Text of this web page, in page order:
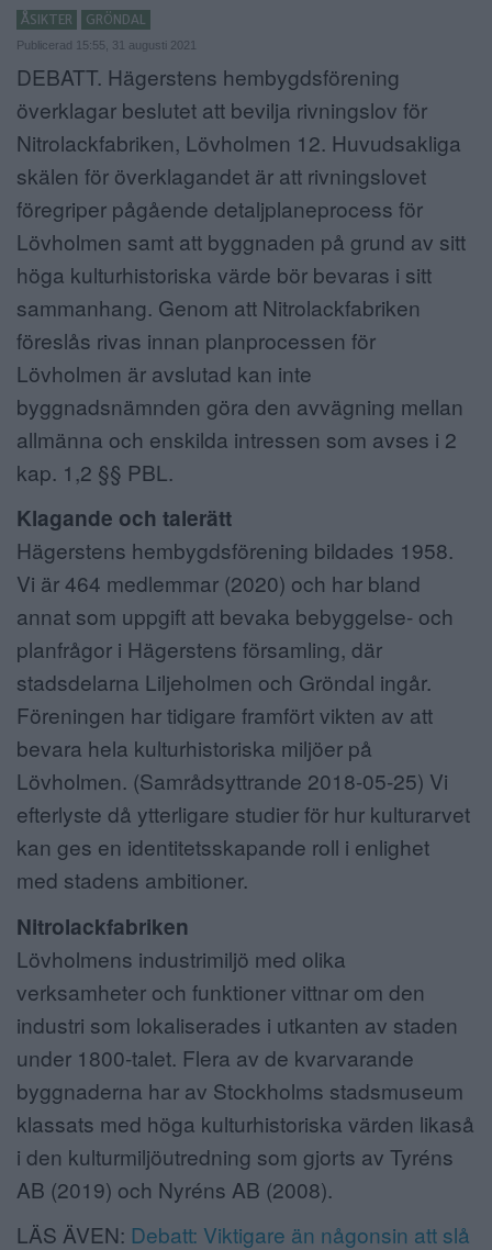
ANNONSERA
NÄRINGSLIV
ÅSIKTER GRÖNDAL
Publicerad 15:55, 31 augusti 2021
DEBATT. Hägerstens hembygdsförening
överklagar beslutet att bevilja rivningslov för
Nitrolackfabriken, Lövholmen 12. Huvudsakliga
skälen för överklagandet är att rivningslovet
föregriper pågående detaljplaneprocess för
Lövholmen samt att byggnaden på grund av sitt
höga kulturhistoriska värde bör bevaras i sitt
sammanhang. Genom att Nitrolackfabriken
föreslås rivas innan planprocessen för
Lövholmen är avslutad kan inte
byggnadsnämnden göra den avvägning mellan
allmänna och enskilda intressen som avses i 2
kap. 1,2 §§ PBL.
Klagande och talerätt
Hägerstens hembygdsförening bildades 1958.
Vi är 464 medlemmar (2020) och har bland
annat som uppgift att bevaka bebyggelse- och
planfrågor i Hägerstens församling, där
stadsdelarna Liljeholmen och Gröndal ingår.
Föreningen har tidigare framfört vikten av att
bevara hela kulturhistoriska miljöer på
Lövholmen. (Samrådsyttrande 2018-05-25) Vi
efterlyste då ytterligare studier för hur kulturarvet
kan ges en identitetsskapande roll i enlighet
med stadens ambitioner.
Nitrolackfabriken
Lövholmens industrimiljö med olika
verksamheter och funktioner vittnar om den
industri som lokaliserades i utkanten av staden
under 1800-talet. Flera av de kvarvarande
byggnaderna har av Stockholms stadsmuseum
klassats med höga kulturhistoriska värden likaså
i den kulturmiljöutredning som gjorts av Tyréns
AB (2019) och Nyréns AB (2008).
LÄS ÄVEN: Debatt: Viktigare än någonsin att slå